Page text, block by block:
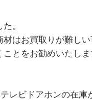
。
はお買取りが難しい
とをお勧めいたしま
レビドアホンの在